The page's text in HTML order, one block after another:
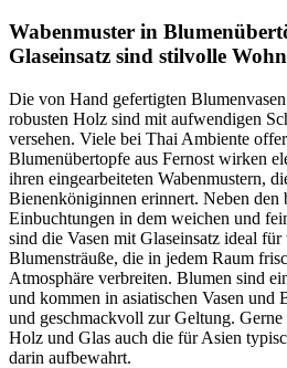
Wabenmuster in
Glaseinsatz sind stilvolle
Die von Hand gefertigten
robusten Holz sind mit aufwendigen
versehen. Viele bei Thai Ambiente
Blumenübertopfe aus Fernost wirken
ihren eingearbeiteten Wabenmustern,
Bienenköniginnen erinnert. Neben den
Einbuchtungen in dem weichen und
sind die Vasen mit Glaseinsatz ideal
Blumensträuße, die in jedem Raum
Atmosphäre verbreiten. Blumen sind
und kommen in asiatischen Vasen und
und geschmackvoll zur Geltung. Gerne
Holz und Glas auch die für Asien
darin aufbewahrt.